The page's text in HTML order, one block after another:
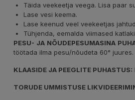
Täida veekeetja veega. Lisa paar
Lase vesi keema.
Lase keenud veel veekeetjas
Tühjenda, eemalda viimased
PESU- JA NÕUDEPESUMASINA
töötada ilma pesu/nõudeta 60° juures.
KLAASIDE JA PEEGLITE PUHASTUS:
TORUDE UMMISTUSE